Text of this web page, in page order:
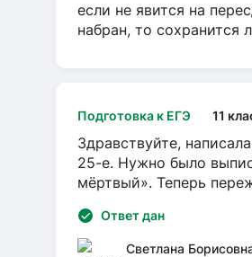
если не явится на
набран, то сохранится
Подготовка к ЕГЭ 11
Здравствуйте,
25-е. Нужно было
мёртвый». Теперь
Ответ дан
Светлана